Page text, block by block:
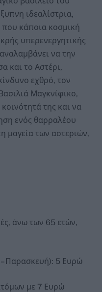
ιδεαλίστρια,
που κάποια κοσμική
υπερενεργητικής
να την
και το Αστέρι,
εχθρό, τον
Μαγκνίφικο,
της και να
ενός θαρραλέου
μαγεία των αστεριών,
άνω των 65 ετών,
Παρασκευή): 5 Ευρώ
με 7 Ευρώ